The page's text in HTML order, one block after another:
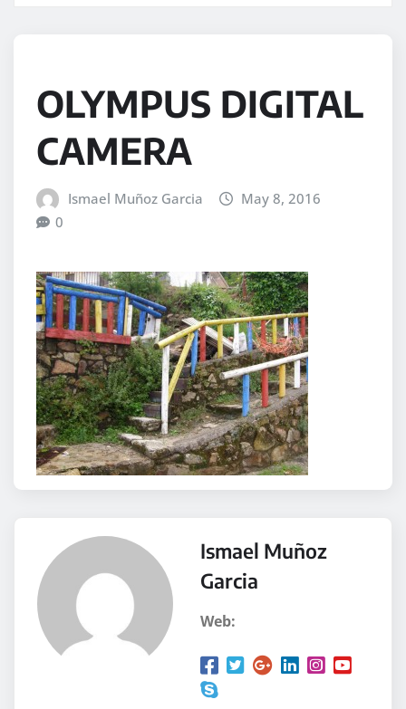
OLYMPUS DIGITAL
CAMERA
Ismael Muñoz Garcia
May 8, 2016
0
Ismael Muñoz
Garcia
Web: